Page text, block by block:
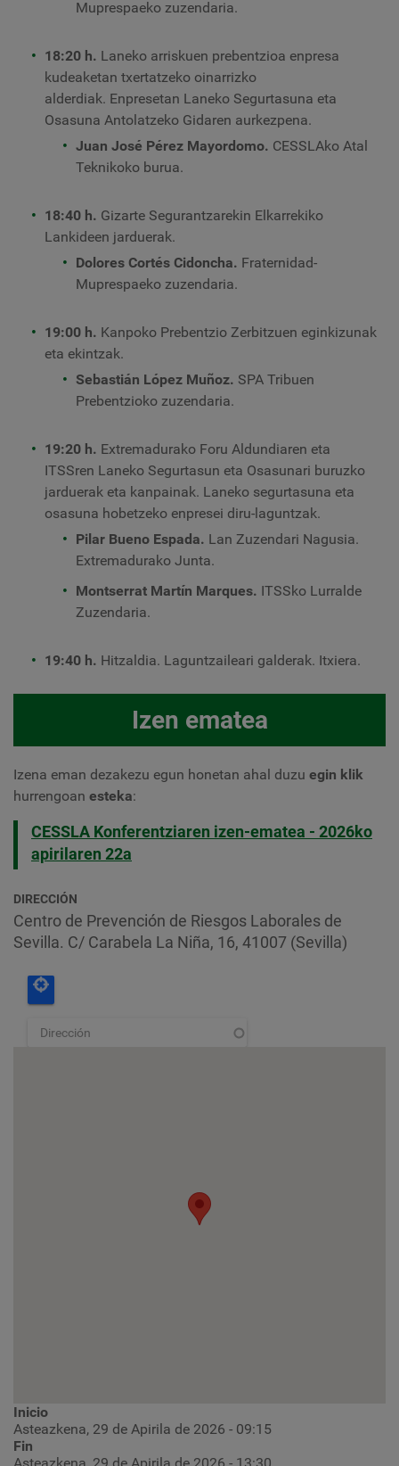
Muprespaeko zuzendaria.
18:20 h. Laneko arriskuen prebentzioa enpresa
kudeaketan txertatzeko oinarrizko
alderdiak. Enpresetan Laneko Segurtasuna eta
Osasuna Antolatzeko Gidaren aurkezpena.
Juan José Pérez Mayordomo. CESSLAko Atal
Teknikoko burua.
18:40 h. Gizarte Segurantzarekin Elkarrekiko
Lankideen jarduerak.
Dolores Cortés Cidoncha. Fraternidad-
Muprespaeko zuzendaria.
19:00 h. Kanpoko Prebentzio Zerbitzuen eginkizunak
eta ekintzak.
Sebastián López Muñoz. SPA Tribuen
Prebentzioko zuzendaria.
19:20 h. Extremadurako Foru Aldundiaren eta
ITSSren Laneko Segurtasun eta Osasunari buruzko
jarduerak eta kanpainak. Laneko segurtasuna eta
osasuna hobetzeko enpresei diru-laguntzak.
Pilar Bueno Espada. Lan Zuzendari Nagusia.
Extremadurako Junta.
Montserrat Martín Marques. ITSSko Lurralde
Zuzendaria.
19:40 h. Hitzaldia. Laguntzaileari galderak. Itxiera.
Izen ematea
Izena eman dezakezu egun honetan ahal duzu egin klik
hurrengoan esteka:
CESSLA Konferentziaren izen-ematea - 2026ko
apirilaren 22a
DIRECCIÓN
Centro de Prevención de Riesgos Laborales de
Sevilla. C/ Carabela La Niña, 16, 41007 (Sevilla)
Inicio
Asteazkena, 29 de Apirila de 2026 - 09:15
Fin